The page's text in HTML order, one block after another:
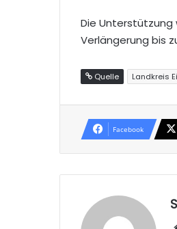
Die Unterstützung
Verlängerung bis
Quelle Landkreis
Facebook